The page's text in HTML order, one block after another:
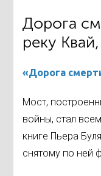
Дорога
реку
«Дорога
Мост,
войны, стал
книге Пьера
снятому по ней